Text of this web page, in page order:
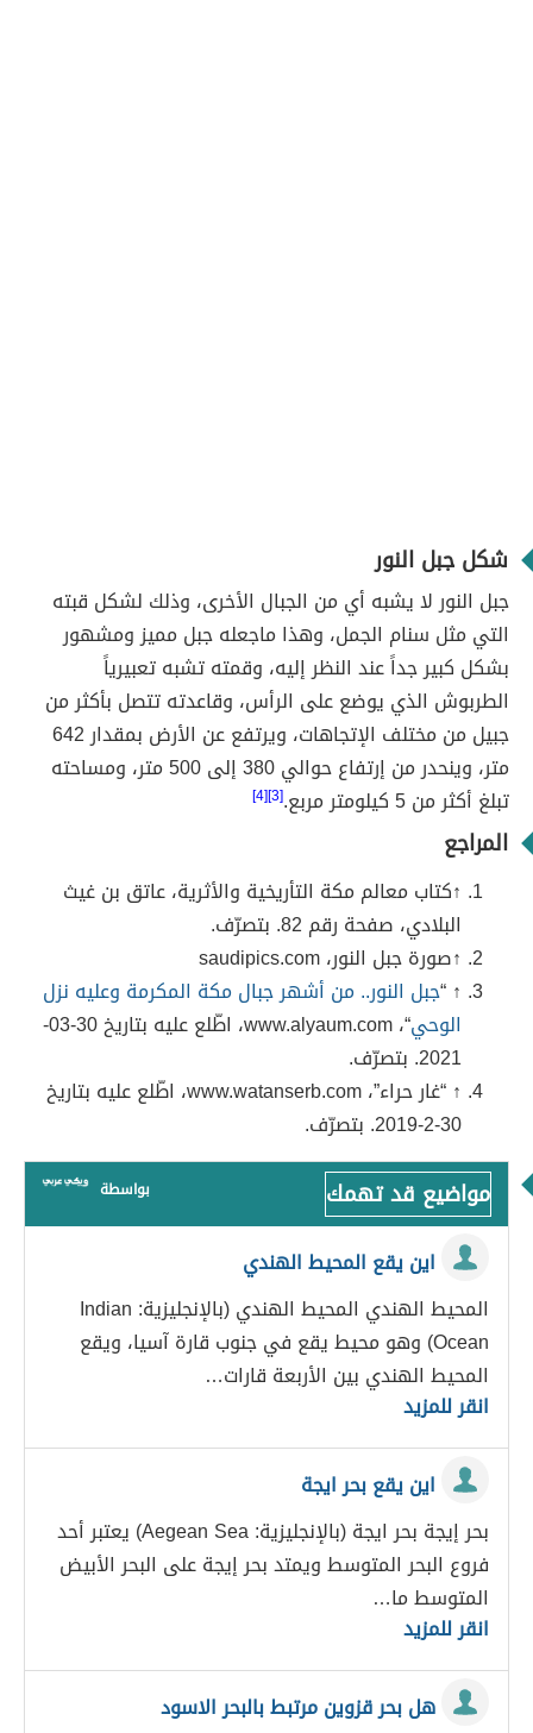
شكل جبل النور
جبل النور لا يشبه أي من الجبال الأخرى، وذلك لشكل قبته
التي مثل سنام الجمل، وهذا ماجعله جبل مميز ومشهور
بشكل كبير جداً عند النظر إليه، وقمته تشبه تعبيرياً
الطربوش الذي يوضع على الرأس، وقاعدته تتصل بأكثر من
جبيل من مختلف الإتجاهات، ويرتفع عن الأرض بمقدار 642
متر، وينحدر من إرتفاع حوالي 380 إلى 500 متر، ومساحته
تبلغ أكثر من 5 كيلومتر مربع.
[3]
[4]
المراجع
↑كتاب معالم مكة التأريخية والأثرية، عاتق بن غيث
البلادي، صفحة رقم 82. بتصرّف.
↑صورة جبل النور، saudipics.com
↑ “جبل النور.. من أشهر جبال مكة المكرمة وعليه نزل
الوحي
“، www.alyaum.com، اطّلع عليه بتاريخ 30-03-
2021. بتصرّف.
↑ “غار حراء”، www.watanserb.com، اطّلع عليه بتاريخ
30-2-2019. بتصرّف.
مواضيع قد تهمك بواسطة
اين يقع المحيط الهندي
المحيط الهندي المحيط الهندي (بالإنجليزية: Indian
Ocean) وهو محيط يقع في جنوب قارة آسيا، ويقع
المحيط الهندي بين الأربعة قارات…
انقر للمزيد
اين يقع بحر ايجة
بحر إيجة بحر ايجة (بالإنجليزية: Aegean Sea) يعتبر أحد
فروع البحر المتوسط ويمتد بحر إيجة على البحر الأبيض
المتوسط ما…
انقر للمزيد
هل بحر قزوين مرتبط بالبحر الاسود